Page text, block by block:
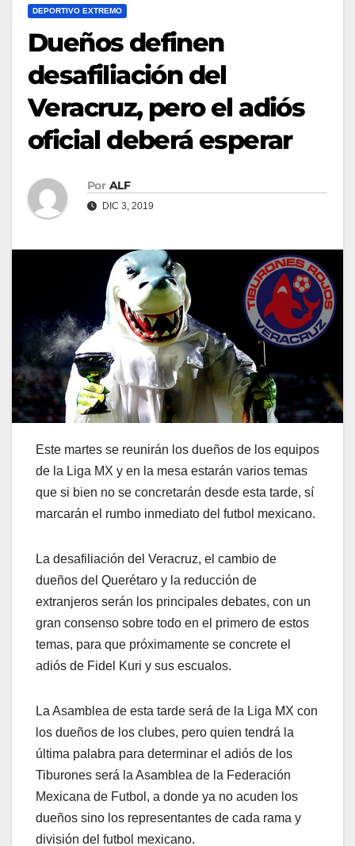
DEPORTIVO EXTREMO
Dueños definen
desafiliación del
Veracruz, pero el adiós
oficial deberá esperar
Por ALF
DIC 3, 2019
Este martes se reunirán los dueños de los equipos
de la Liga MX y en la mesa estarán varios temas
que si bien no se concretarán desde esta tarde, sí
marcarán el rumbo inmediato del futbol mexicano.
La desafiliación del Veracruz, el cambio de
dueños del Querétaro y la reducción de
extranjeros serán los principales debates, con un
gran consenso sobre todo en el primero de estos
temas, para que próximamente se concrete el
adiós de Fidel Kuri y sus escualos.
La Asamblea de esta tarde será de la Liga MX con
los dueños de los clubes, pero quien tendrá la
última palabra para determinar el adiós de los
Tiburones será la Asamblea de la Federación
Mexicana de Futbol, a donde ya no acuden los
dueños sino los representantes de cada rama y
división del futbol mexicano.